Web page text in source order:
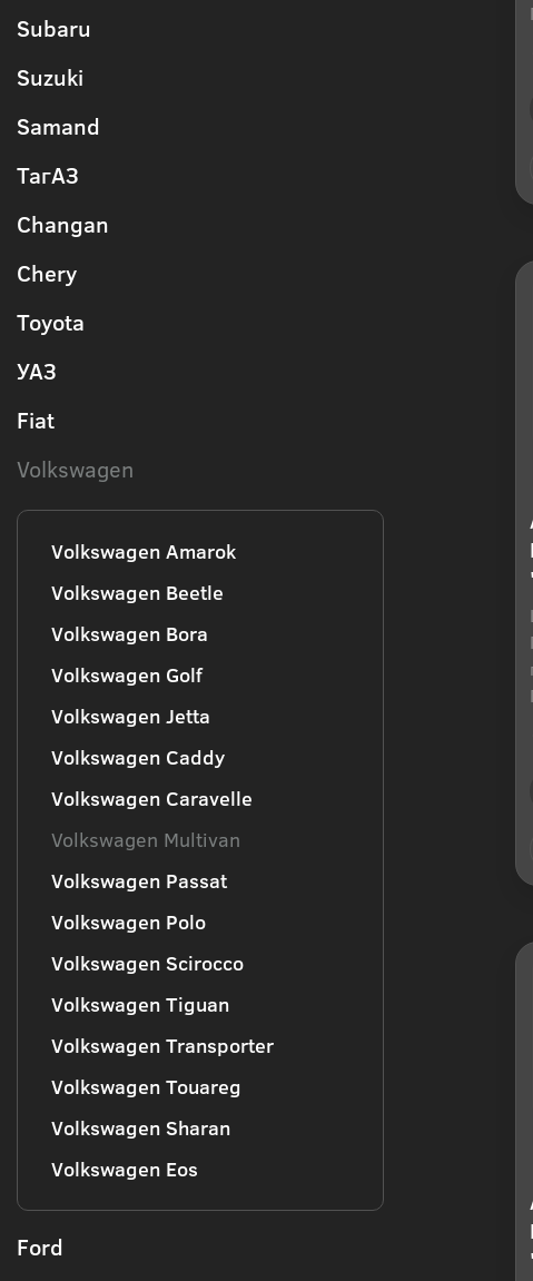
Subaru
Suzuki
Samand
ТагАЗ
Changan
Chery
Toyota
УАЗ
Fiat
Volkswagen
Volkswagen Amarok
Volkswagen Beetle
Volkswagen Bora
Volkswagen Golf
Volkswagen Jetta
Volkswagen Caddy
Volkswagen Caravelle
Volkswagen Multivan
Volkswagen Passat
Volkswagen Polo
Volkswagen Scirocco
Volkswagen Tiguan
Volkswagen Transporter
Volkswagen Touareg
Volkswagen Sharan
Volkswagen Eos
Ford